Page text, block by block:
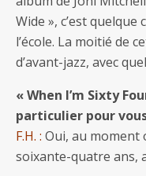
Wide », c’est
l’école. La moitié de
d’avant-jazz, avec
« When I’m Sixty
particulier pour
F.H. : Oui, au moment
soixante-quatre ans,